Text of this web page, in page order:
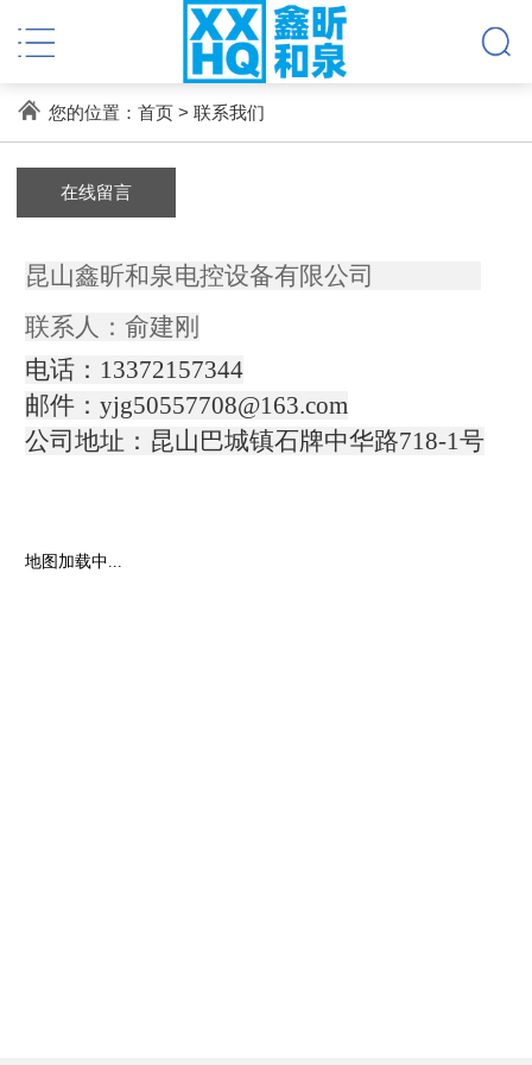
您的位置： 首页> 联系我们
在线留言
昆山鑫昕和泉电控设备有限公司
联系人：俞建刚
电话：13372157344
邮件： yjg50557708@163.com
公司地址：昆山巴城镇石牌中华路718-1号